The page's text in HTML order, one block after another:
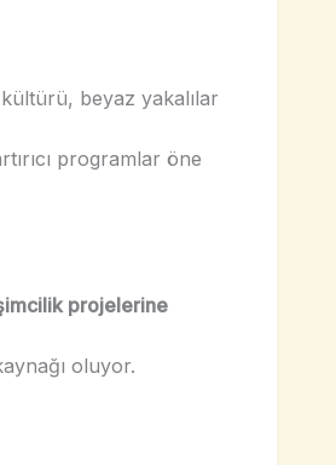
beyaz yakalılar
programlar öne
projelerine
oluyor.